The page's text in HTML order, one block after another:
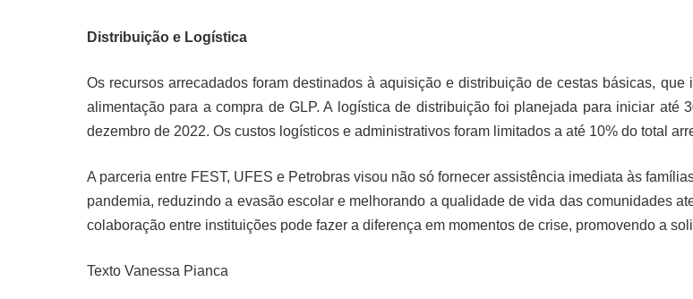
Distribuição e Logística
Os recursos arrecadados foram destinados à aquisição e distribuição de cestas básicas,
alimentação para a compra de GLP. A logística de distribuição foi planejada para iniciar até
dezembro de 2022. Os custos logísticos e administrativos foram limitados a até 10% do total
A parceria entre FEST, UFES e Petrobras visou não só fornecer assistência imediata às
pandemia, reduzindo a evasão escolar e melhorando a qualidade de vida das comunidades
colaboração entre instituições pode fazer a diferença em momentos de crise, promovendo a
Texto Vanessa Pianca